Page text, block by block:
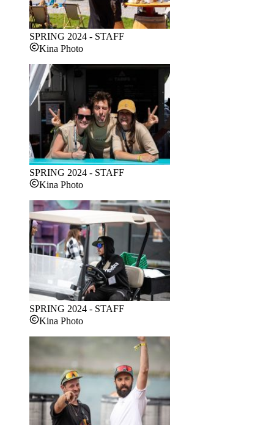
SPRING 2024 - STAFF
Kina Photo
SPRING 2024 - STAFF
Kina Photo
SPRING 2024 - STAFF
Kina Photo